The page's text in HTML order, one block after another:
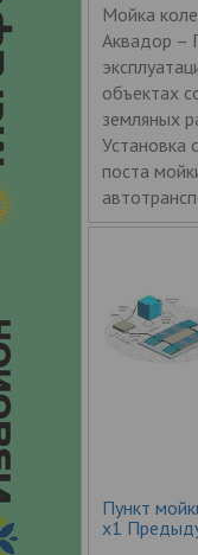
Мойка
Аквадор –
объектах
земляных
Установка
поста
Пункт
x1